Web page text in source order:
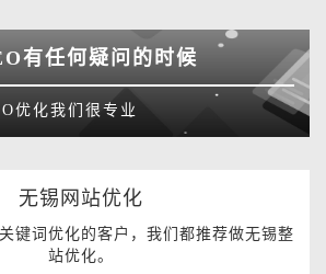
有任何疑问的时候
优化我们很专业
无锡网站优化
键词优化的客户，我们都推荐做无锡整
站优化。